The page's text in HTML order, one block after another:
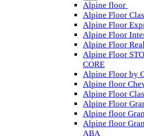
Alpine floor
Alpine Floor
Alpine Floor
Alpine Floor
Alpine Floor
Alpine Floor
CORE
Alpine Floor by
Alpine floor
Alpine Floor
Alpine Floor
Alpine floor
Alpine floor
ABA